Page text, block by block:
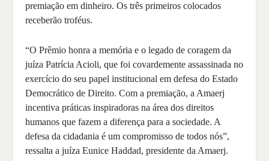
premiação em dinheiro. Os três primeiros colocados
receberão troféus.
“O Prêmio honra a memória e o legado de coragem da
juíza Patrícia Acioli, que foi covardemente assassinada no
exercício do seu papel institucional em defesa do Estado
Democrático de Direito. Com a premiação, a Amaerj
incentiva práticas inspiradoras na área dos direitos
humanos que fazem a diferença para a sociedade. A
defesa da cidadania é um compromisso de todos nós”,
ressalta a juíza Eunice Haddad, presidente da Amaerj.